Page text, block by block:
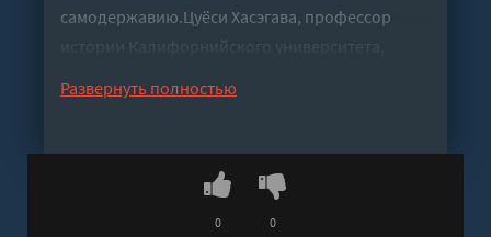
самодержавию.Цуёси Хасэгава, профессор
истории Калифорнийского университета,
супруги и Распутина, император раз за разом
упускал шансы изменить ситуацию: опереться
Развернуть полностью
0 0